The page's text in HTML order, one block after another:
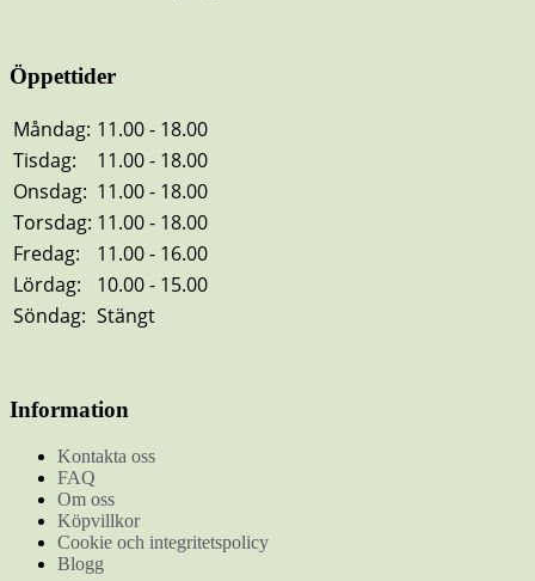
Öppettider
Måndag: 11.00 - 18.00
Tisdag:
11.00 - 18.00
Onsdag: 11.00 - 18.00
Torsdag: 11.00 - 18.00
Fredag:
11.00 - 16.00
Lördag:
10.00 - 15.00
Söndag: Stängt
Information
Kontakta oss
FAQ
Om oss
Köpvillkor
Cookie och integritetspolicy
Blogg